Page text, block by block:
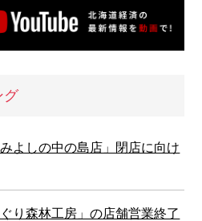
グ
よしの中の島店」閉店に向け
り森林工房」の店舗営業終了